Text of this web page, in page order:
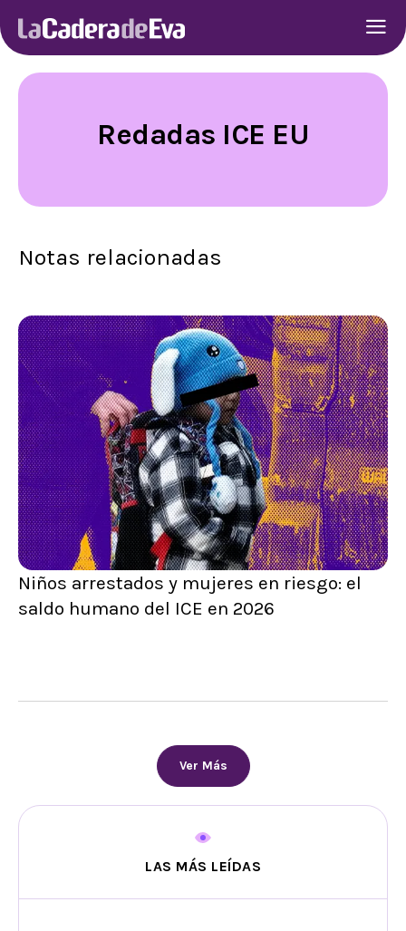
Redadas ICE EU
Notas relacionadas
Niños arrestados y mujeres en riesgo: el
saldo humano del ICE en 2026
Ver Más
LAS MÁS LEÍDAS